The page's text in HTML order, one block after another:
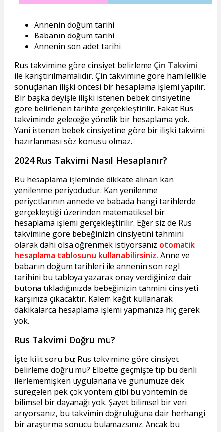
Annenin doğum tarihi
Babanın doğum tarihi
Annenin son adet tarihi
Rus takvimine göre cinsiyet belirleme Çin Takvimi
ile karıştırılmamalıdır. Çin takvimine göre hamilelikle
sonuçlanan ilişki öncesi bir hesaplama işlemi yapılır.
Bir başka deyişle ilişki istenen bebek cinsiyetine
göre belirlenen tarihte gerçekleştirilir. Fakat Rus
takviminde geleceğe yönelik bir hesaplama yok.
Yani istenen bebek cinsiyetine göre bir ilişki takvimi
hazırlanması söz konusu olmaz.
2024 Rus Takvimi Nasıl Hesaplanır?
Bu hesaplama işleminde dikkate alınan kan
yenilenme periyodudur. Kan yenilenme
periyotlarının annede ve babada hangi tarihlerde
gerçekleştiği üzerinden matematiksel bir
hesaplama işlemi gerçekleştirilir. Eğer siz de Rus
takvimine göre bebeğinizin cinsiyetini tahmini
olarak dahi olsa öğrenmek istiyorsanız otomatik
hesaplama tablosunu kullanabilirsiniz. Anne ve
babanın doğum tarihleri ile annenin son regl
tarihini bu tabloya yazarak onay verdiğinize dair
butona tıkladığınızda bebeğinizin tahmini cinsiyeti
karşınıza çıkacaktır. Kalem kağıt kullanarak
dakikalarca hesaplama işlemi yapmanıza hiç gerek
yok.
Rus Takvimi Doğru mu?
İşte kilit soru bu; Rus takvimine göre cinsiyet
belirleme doğru mu? Elbette geçmişte tıp bu denli
ilerlememişken uygulanana ve günümüze dek
süregelen pek çok yöntem gibi bu yöntemin de
bilimsel bir dayanağı yok. Şayet bilimsel bir veri
arıyorsanız, bu takvimin doğruluğuna dair herhangi
bir araştırma sonucu bulamazsınız. Ancak bu